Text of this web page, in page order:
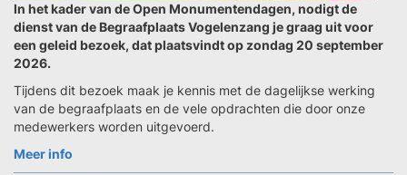
In het kader van de Open Monumentendagen, nodigt de
dienst van de Begraafplaats Vogelenzang je graag uit voor
een geleid bezoek, dat plaatsvindt op zondag 20 september
2026.
Tijdens dit bezoek maak je kennis met de dagelijkse werking
van de begraafplaats en de vele opdrachten die door onze
medewerkers worden uitgevoerd.
Meer info